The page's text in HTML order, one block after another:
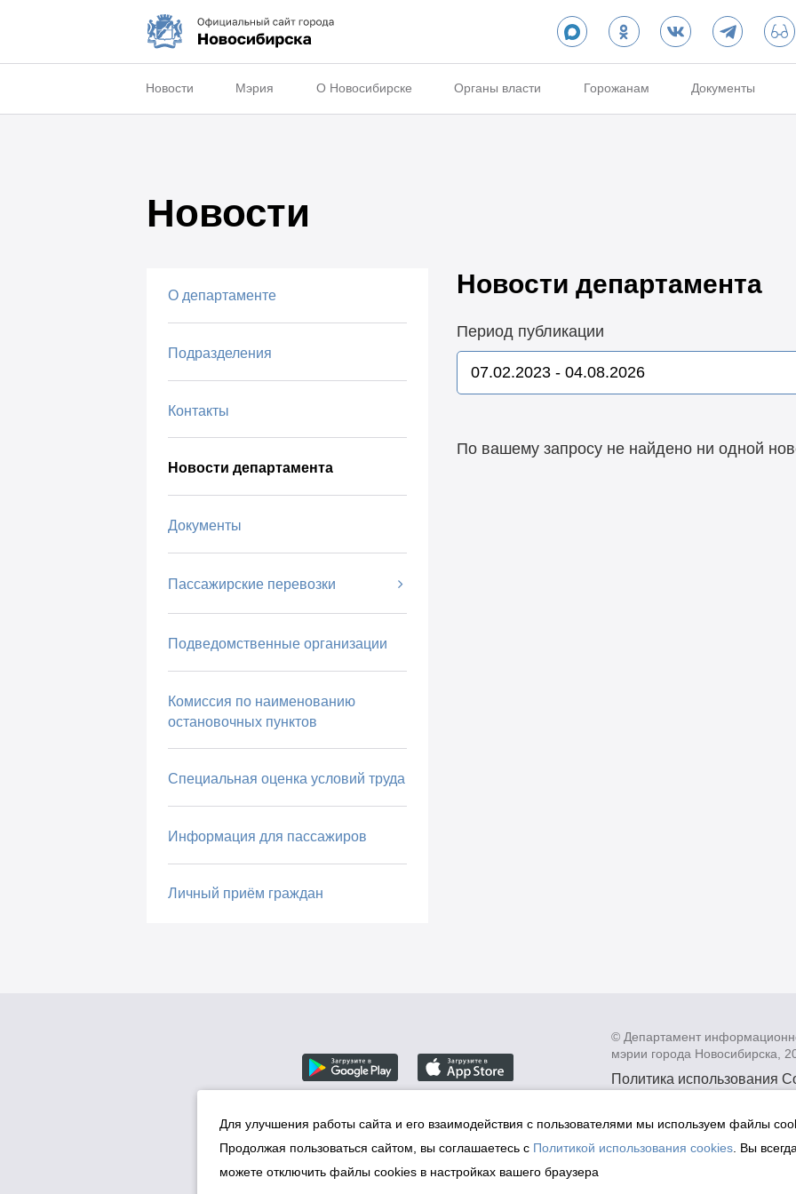
Новости Мэрия О Новосибирске Органы власти Горожанам Документы
Новости
О департаменте
Подразделения
Контакты
Новости департамента
Документы
Пассажирские перевозки
Подведомственные организации
Комиссия по наименованию
остановочных пунктов
Специальная оценка условий труда
Информация для пассажиров
Личный приём граждан
Новости департамента
Период публикации
По вашему запросу не найдено ни одной
© Департамент
мэрии города Новосибирска,
Политика использования
данных в информационных
мэрии города
Для улучшения работы сайта и его взаимодействия с пользователями мы используем файлы
Продолжая пользоваться сайтом, вы соглашаетесь с Политикой использования cookies . Вы
можете отключить файлы cookies в настройках вашего браузера